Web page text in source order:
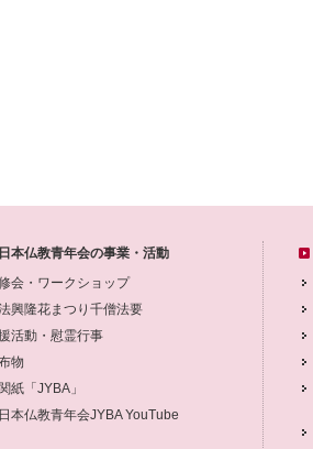
本仏教青年会の事業・活動
会・ワークショップ
興隆花まつり千僧法要
活動・慰霊行事
物
紙「JYBA」
本仏教青年会JYBA YouTube